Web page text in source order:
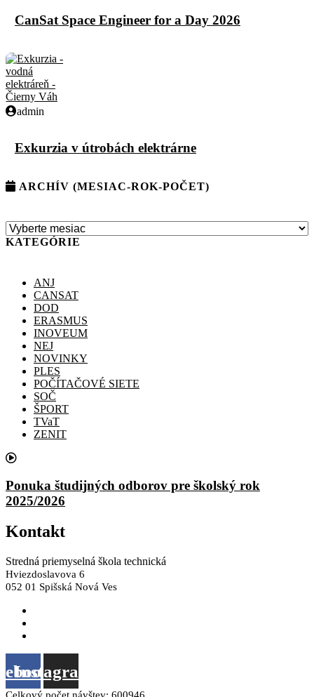
CanSat Space Engineer for a Day 2026
admin
Exkurzia v útrobách elektrárne
ARCHÍV (MESIAC-ROK-POČET)
KATEGÓRIE
ANJ
CANSAT
DOD
ERASMUS
INOVEUM
NEJ
NOVINKY
PLES
POČÍTAČOVÉ SIETE
SOČ
ŠPORT
TVaT
ZENIT
Ponuka študijných odborov pre školský rok
2025/2026
Kontakt
Stredná priemyselná škola technická
Hviezdoslavova 6
052 01 Spišská Nová Ves
Instagram